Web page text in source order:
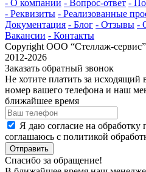
- О компании - Вопрос-ответ -
- Реквизиты - Реализованные
Документация - Блог - Отзывы -
Вакансии - Контакты
Copyright ООО “Стeллаж-сервис”
2012-2026
Заказать обратный звонок
Не хотите платить за
номер вашего телефона и наш
ближайшее время
Я даю согласие на
соглашаюсь с политикой
Отправить
Спасибо за обращение!